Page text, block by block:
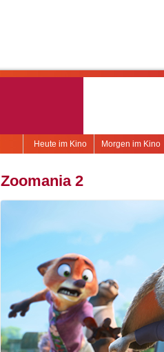
Morgen im Kino
Heute im Kino
Zoomania 2